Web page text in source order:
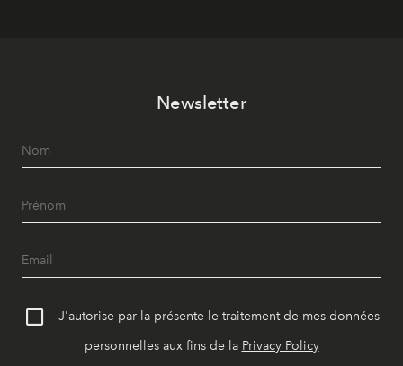
Newsletter
J'autorise par la présente le traitement de mes données
personnelles aux fins de la Privacy Policy